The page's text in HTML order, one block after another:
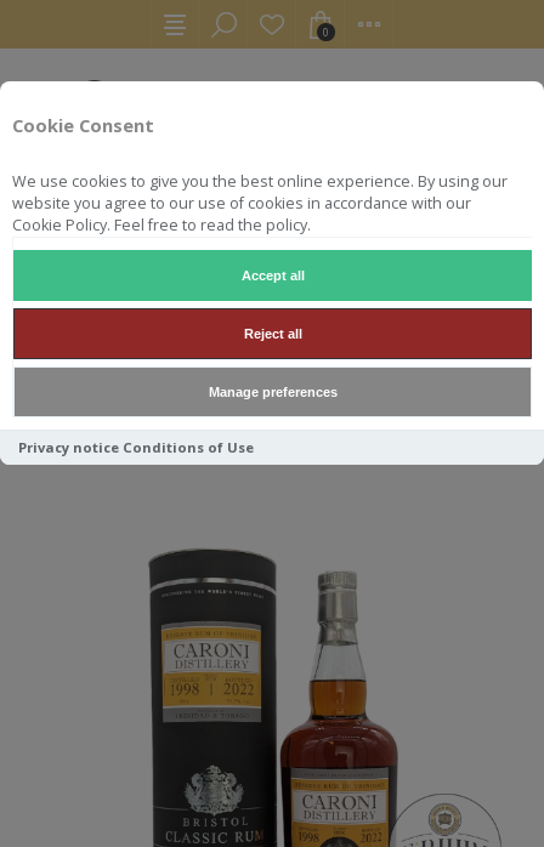
Cookie Consent
We use cookies to give you the best online experience. By using our
website you agree to our use of cookies in accordance with our
Cookie Policy. Feel free to read the policy.
Accept all
Reject all
Manage preferences
Privacy notice Conditions of Use
0
BRISTOL CARONI 1998/2022
24Y 70CL 51.3°